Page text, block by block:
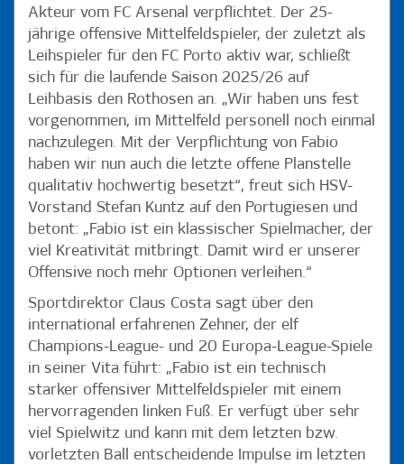
Akteur vom FC Arsenal verpflichtet. Der 25-
jährige offensive Mittelfeldspieler, der zuletzt als
Leihspieler für den FC Porto aktiv war, schließt
sich für die laufende Saison 2025/26 auf
Leihbasis den Rothosen an. „Wir haben uns fest
vorgenommen, im Mittelfeld personell noch einmal
nachzulegen. Mit der Verpflichtung von Fabio
haben wir nun auch die letzte offene Planstelle
qualitativ hochwertig besetzt“, freut sich HSV-
Vorstand Stefan Kuntz auf den Portugiesen und
betont: „Fabio ist ein klassischer Spielmacher, der
viel Kreativität mitbringt. Damit wird er unserer
Offensive noch mehr Optionen verleihen.“
Sportdirektor Claus Costa sagt über den
international erfahrenen Zehner, der elf
Champions-League- und 20 Europa-League-Spiele
in seiner Vita führt: „Fabio ist ein technisch
starker offensiver Mittelfeldspieler mit einem
hervorragenden linken Fuß. Er verfügt über sehr
viel Spielwitz und kann mit dem letzten bzw.
vorletzten Ball entscheidende Impulse im letzten